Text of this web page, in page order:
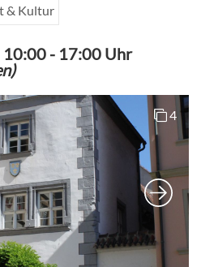
& Kultur
10:00 - 17:00 Uhr
4